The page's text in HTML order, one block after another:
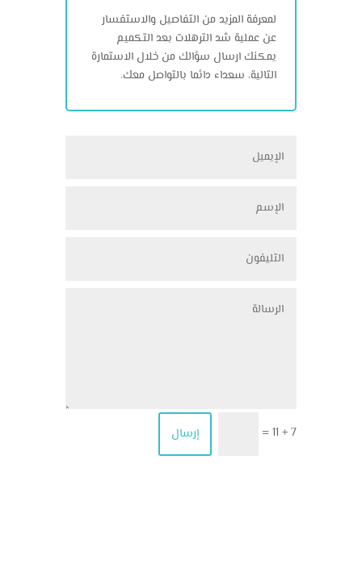
لمعرفة المزيد من التفاصيل والاستفسار
عن عملية شد الترهلات بعد التكميم
يمكنك ارسال سؤالك من خلال الاستمارة
التالية، سعداء دائما بالتواصل معك.
7 + 11
= إرسال